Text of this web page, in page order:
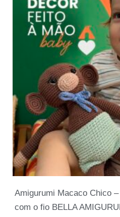
Amigurumi Macaco Chico
com o fio BELLA